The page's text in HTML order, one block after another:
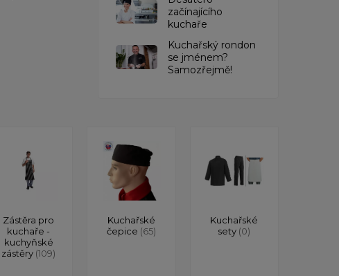
začínajícího
kuchaře
Kuchařský rondon
se jménem?
Samozřejmě!
Zástěra pro
kuchaře -
kuchyňské
zástěry (109)
Kuchařské
čepice (65)
Kuchařské
sety (0)